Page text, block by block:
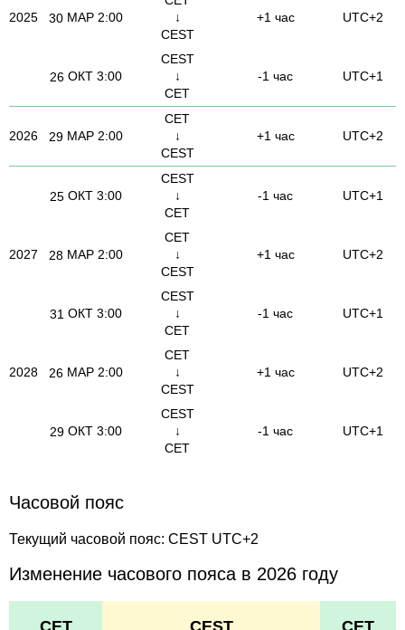
2025 30 МАР 2:00
↓
CEST
+1 час UTC+2
26 ОКТ 3:00
CEST
↓
CET
-1 час UTC+1
2026 29 МАР 2:00
CET
↓
CEST
+1 час UTC+2
25 ОКТ 3:00
CEST
↓
CET
-1 час UTC+1
2027 28 МАР 2:00
CET
↓
CEST
+1 час UTC+2
31 ОКТ 3:00
CEST
↓
CET
-1 час UTC+1
2028 26 МАР 2:00
CET
↓
CEST
+1 час UTC+2
29 ОКТ 3:00
CEST
↓
CET
-1 час UTC+1
Часовой пояс
Текущий часовой пояс: CEST UTC+2
Изменение часового пояса в 2026 году
CET CEST CET